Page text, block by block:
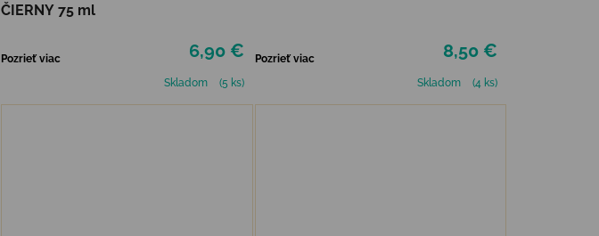
ČIERNY 75 ml
6,90 €
Pozrieť viac
Skladom
(5 ks)
8,50 €
Pozrieť viac
Skladom
(4 ks)